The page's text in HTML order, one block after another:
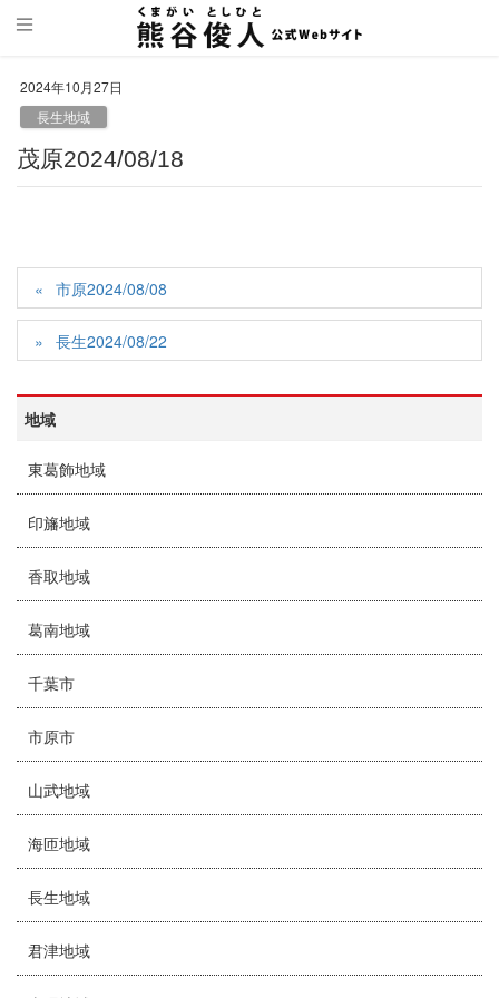
2024年10月27日
長生地域
茂原2024/08/18
市原2024/08/08
長生2024/08/22
地域
東葛飾地域
印旛地域
香取地域
葛南地域
千葉市
市原市
山武地域
海匝地域
長生地域
君津地域